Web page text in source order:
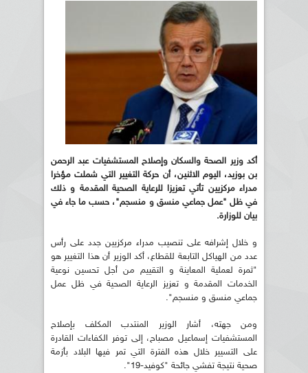
أكد وزير الصحة والسكان وإصلاح المستشفيات عبد الرحمن
بن بوزيد، اليوم الاثنين، أن حركة التغيير التي شملت مؤخرا
مدراء مركزيين تأتي تعزيزا للرعاية الصحية المقدمة و ذلك
في ظل "عمل جماعي منسق و منسجم"، حسب ما جاء في
بيان للوزارة.
و خلال إشرافه على تنصيب مدراء مركزيين جدد على رأس
عدد من الهياكل التابعة للقطاع، أكد الوزير أن هذا التغيير هو
"ثمرة لعملية المعاينة و التقييم من أجل تحسين نوعية
الخدمات المقدمة و تعزيز الرعاية الصحية في ظل عمل
جماعي منسق و منسجم".
ومن جهته، أشار الوزير المنتدب المكلف بإصلاح
المستشفيات إسماعيل مصباح، إلى توفر الكفاءات القادرة
على التسيير خلال هذه الفترة التي تمر فيها البلاد بأزمة
صحية نتيجة تفشي جائحة "كوفيد-19".